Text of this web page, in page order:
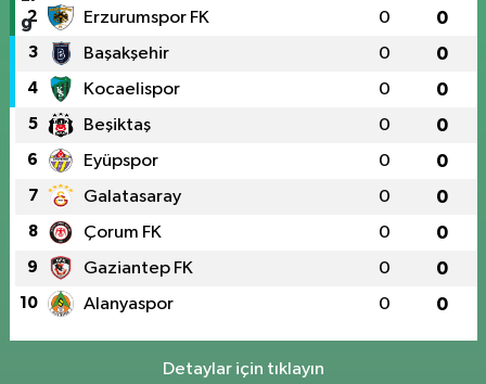
2 Erzurumspor FK 0 0
3 Başakşehir 0 0
4 Kocaelispor 0 0
5 Beşiktaş 0 0
6 Eyüpspor 0 0
7 Galatasaray 0 0
8 Çorum FK 0 0
9 Gaziantep FK 0 0
10 Alanyaspor 0 0
Detaylar için tıklayın